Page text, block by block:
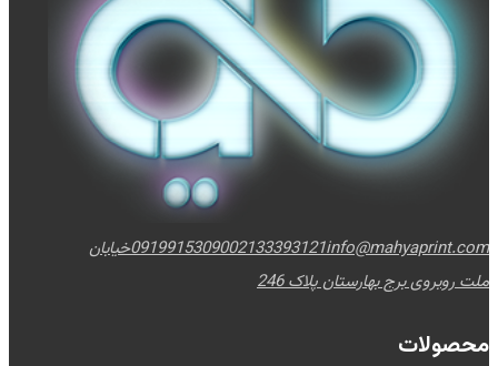
0919915309002133393121info@mahyaprint.com
خیابان
ملت روبروی برج بهارستان پلاک 246
محصولات